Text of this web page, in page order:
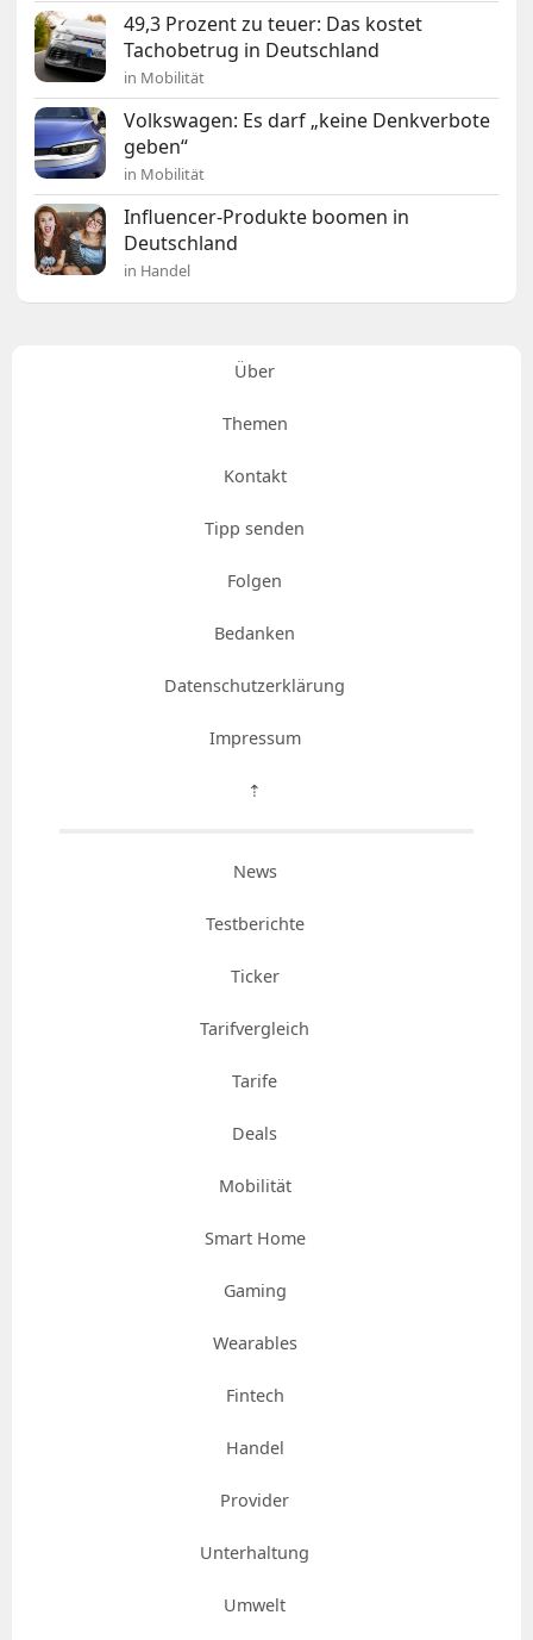
49,3 Prozent zu teuer: Das kostet
Tachobetrug in Deutschland
in Mobilität
Volkswagen: Es darf „keine Denkverbote
geben“
in Mobilität
Influencer-Produkte boomen in
Deutschland
in Handel
Über
Themen
Kontakt
Tipp senden
Folgen
Bedanken
Datenschutzerklärung
Impressum
⇡
News
Testberichte
Ticker
Tarifvergleich
Tarife
Deals
Mobilität
Smart Home
Gaming
Wearables
Fintech
Handel
Provider
Unterhaltung
Umwelt